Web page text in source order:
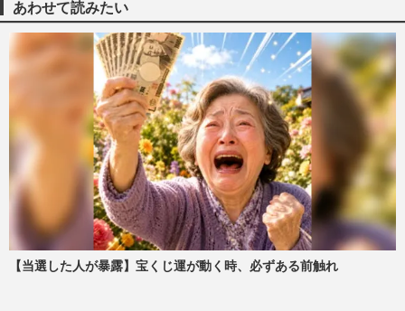
『週刊女性』編集部
大谷翔平が異例の“ホームランボール回
収”、妻・真美子さんと球場デビューの息
子の記念か、家族愛と子煩悩…
週刊女性PRIME 2026/8/9
「第108回全国高校野球選手権大会」甲子
園初の女性審判委員のよる2度の“誤審”騒
動に《性別は関係ない》問…
週刊女性PRIME 2026/8/9
巨人・高梨雄平投手に”お泊まり不倫”報道
あわせて読みたい
【当選した人が暴露】宝くじ運が動く時、必ずある前触れ